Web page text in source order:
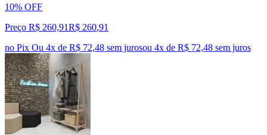
10% OFF
Preço R$ 260,91R$ 260,91
no Pix Ou 4x de R$ 72,48 sem jurosou 4x de R$ 72,48 sem juros